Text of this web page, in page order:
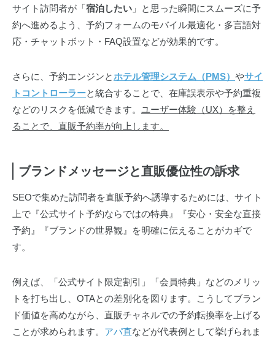
サイト訪問者が「宿泊したい 」と思った瞬間にスムーズに予
約へ進めるよう、予約フォームのモバイル最適化・多言語対
応・チャットボット・FAQ設置などが効果的です。
さらに、予約エンジンとホテル管理システム（PMS） やサイ
トコントローラーと統合することで、在庫誤表示や予約重複
などのリスクを低減できます。 ユーザー体験（UX）を整え
ることで、直販予約率が向上します。
ブランドメッセージと直販優位性の訴求
SEOで集めた訪問者を直販予約へ誘導するためには、サイト
上で『公式サイト予約ならではの特典』『安心・安全な直接
予約』『ブランドの世界観』を明確に伝えることがカギで
す。
例えば、「公式サイト限定割引」「会員特典」などのメリッ
トを打ち出し、OTAとの差別化を図ります。こうしてブラン
ド価値を高めながら、直販チャネルでの予約転換率を上げる
ことが求められます。 アパ直などが代表例として挙げられま